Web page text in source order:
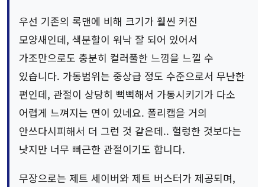
우선 기존의 록맨에 비해 크기가 훨씬 커진
모양새인데, 색분할이 워낙 잘 되어 있어서
가조만으로도 충분히 컬러풀한 느낌을 느낄 수
있습니다. 가동범위는 중상급 정도 수준으로서 무난한
편인데, 관절이 상당히 뻑뻑해서 가동시키기가 다소
어렵게 느껴지는 면이 있네요. 폴리캡을 거의
안쓰다시피해서 더 그런 것 같은데.. 헐렁한 것보다는
낫지만 너무 뻐근한 관절이기도 합니다.
무장으로는 제트 세이버와 제트 버스터가 제공되며,